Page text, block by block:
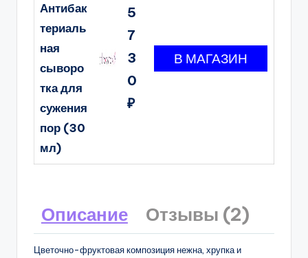
Антибак
териаль
ная
сыворо
тка для
сужения
пор (30
мл)
5
7
3
0
₽
Описание Отзывы (2)
Цветочно-фруктовая композиция нежна, хрупка и